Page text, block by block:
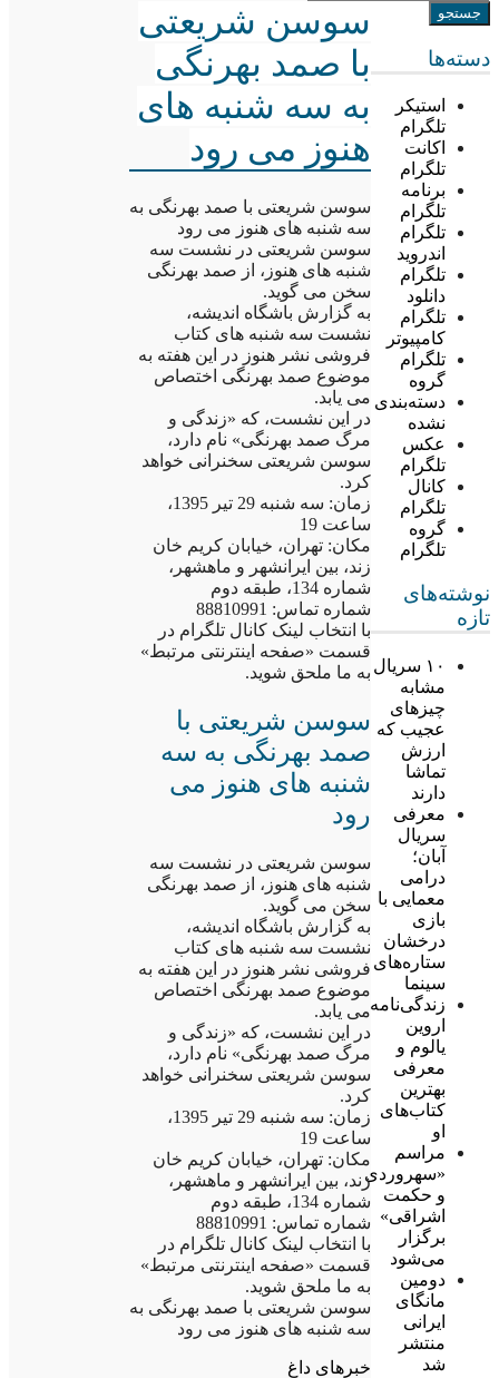
دسته‌ها
استیکر
تلگرام
اکانت
تلگرام
برنامه
تلگرام
تلگرام
اندروید
تلگرام
دانلود
تلگرام
کامپیوتر
تلگرام
گروه
دسته‌بندی
نشده
عکس
تلگرام
کانال
تلگرام
گروه
تلگرام
نوشته‌های
تازه
۱۰ سریال
مشابه
چیزهای
عجیب که
ارزش
تماشا
دارند
معرفی
سریال
آبان؛
درامی
معمایی با
بازی
درخشان
ستاره‌های
سینما
زندگی‌نامه
اروین
یالوم و
معرفی
بهترین
کتاب‌های
او
مراسم
«سهروردی
و حکمت
اشراقی»
برگزار
می‌شود
دومین
مانگای
ایرانی
منتشر
شد
سوسن شریعتی
با صمد بهرنگی
به سه شنبه های
هنوز می رود
سوسن شریعتی با صمد بهرنگی به
سه شنبه های هنوز می رود
سوسن شریعتی در نشست سه
شنبه های هنوز، از صمد بهرنگی
سخن می گوید.
به گزارش باشگاه اندیشه،
نشست سه شنبه های کتاب
فروشی نشر هنوز در این هفته به
موضوع صمد بهرنگی اختصاص
می یابد.
در این نشست، که «زندگی و
مرگ صمد بهرنگی» نام دارد،
سوسن شریعتی سخنرانی خواهد
کرد.
زمان: سه شنبه 29 تیر 1395،
ساعت 19
مکان: تهران، خیابان کریم خان
زند، بین ایرانشهر و ماهشهر،
شماره 134، طبقه دوم
شماره تماس: 88810991
با انتخاب لینک کانال تلگرام در
قسمت «صفحه اینترنتی مرتبط»
به ما ملحق شوید.
سوسن شریعتی با
صمد بهرنگی به سه
شنبه های هنوز می
رود
سوسن شریعتی در نشست سه
شنبه های هنوز، از صمد بهرنگی
سخن می گوید.
به گزارش باشگاه اندیشه،
نشست سه شنبه های کتاب
فروشی نشر هنوز در این هفته به
موضوع صمد بهرنگی اختصاص
می یابد.
در این نشست، که «زندگی و
مرگ صمد بهرنگی» نام دارد،
سوسن شریعتی سخنرانی خواهد
کرد.
زمان: سه شنبه 29 تیر 1395،
ساعت 19
مکان: تهران، خیابان کریم خان
زند، بین ایرانشهر و ماهشهر،
شماره 134، طبقه دوم
شماره تماس: 88810991
با انتخاب لینک کانال تلگرام در
قسمت «صفحه اینترنتی مرتبط»
به ما ملحق شوید.
سوسن شریعتی با صمد بهرنگی به
سه شنبه های هنوز می رود
خبرهای داغ